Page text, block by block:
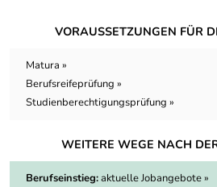
VORAUSSETZUNGEN FÜR
Matura »
Berufsreifeprüfung »
Studienberechtigungsprüfung »
WEITERE WEGE NACH
Berufseinstieg:aktuelle Jobangebote »